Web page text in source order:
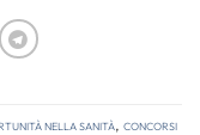
nella sanità, Concorsi